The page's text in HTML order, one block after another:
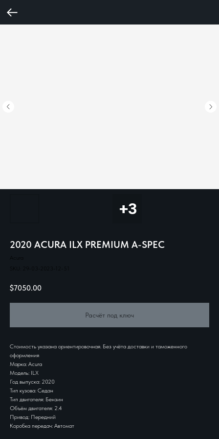
2020 ACURA ILX PREMIUM A-SPEC
Acura
SKU:
$7050.00
Расчёт под ключ
Стоимость указана ориентировочная. Без учёта доставки и таможенного
оформления
Марка: Acura
Модель: ILX
Год выпуска: 2020
Тип кузова: Седан
Тип двигателя: Бензин
Объём двигателя: 2.4
Привод: Передний
Коробка передач: Автомат